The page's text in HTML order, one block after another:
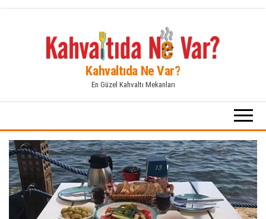
Kahvaltıda Ne Var?
En Güzel Kahvaltı Mekanları